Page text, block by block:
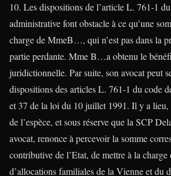
10. Les dispositions de l’article L. 761-1
administrative font obstacle à ce qu’une
charge de MmeB…, qui n’est pas dans la
partie perdante. Mme B…a obtenu le
juridictionnelle. Par suite, son avocat peut
dispositions des articles L. 761-1 du code
et 37 de la loi du 10 juillet 1991. Il y a lieu,
de l’espèce, et sous réserve que la SCP
avocat, renonce à percevoir la somme
contributive de l’Etat, de mettre à la charge
d’allocations familiales de la Vienne et du